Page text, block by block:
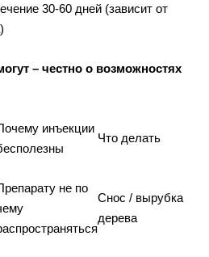
30-60 дней (зависит от
– честно о возможностях
инъекции
Что делать
не по
Снос / вырубка
дерева